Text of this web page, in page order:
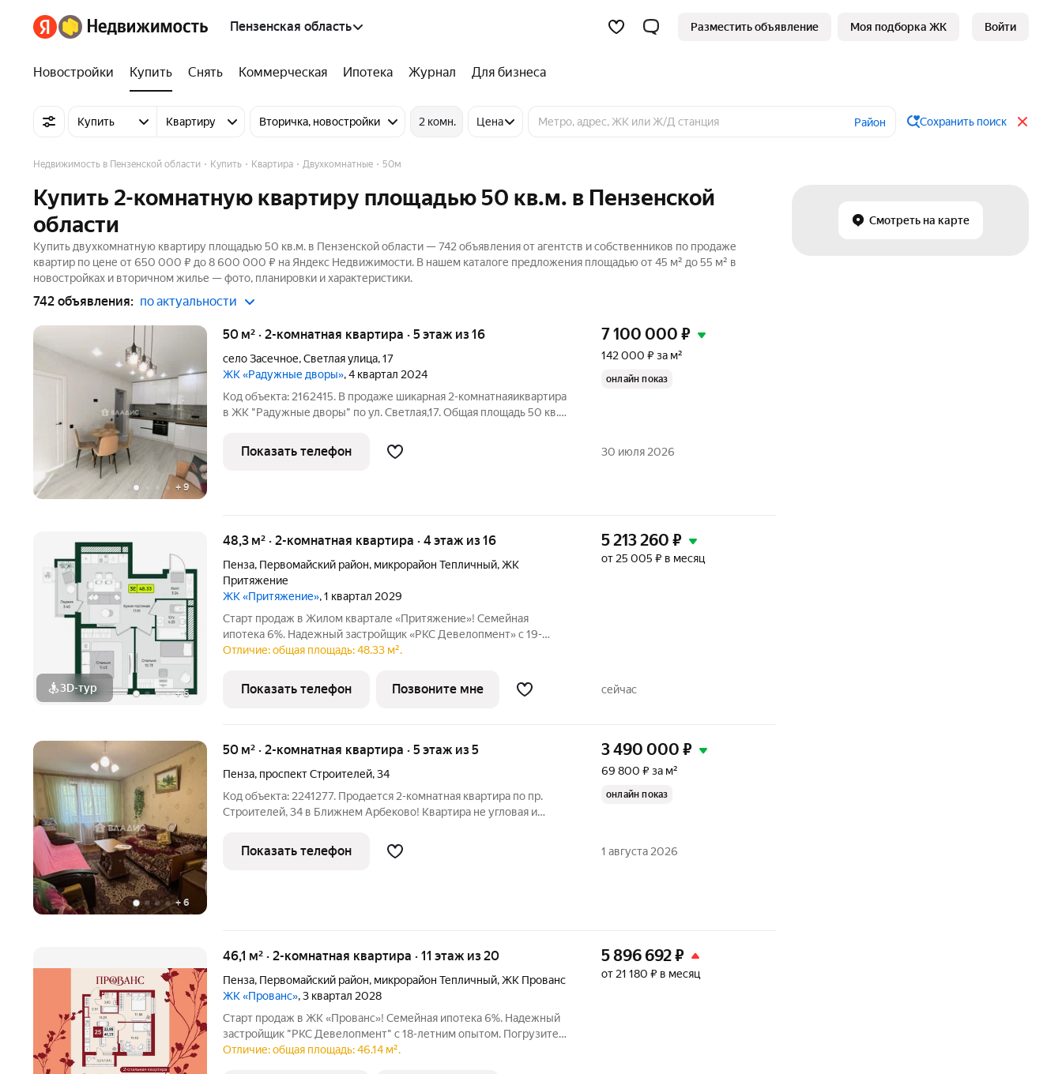
Пензенская область Разместить объявление Моя подборка ЖК Войти
Новостройки Купить Снять Коммерческая Ипотека Журнал Для бизнеса
Купить Квартиру Вторичка, новостройки 2 комн. Цена Район Сохранить поиск
Смотреть на карте
Недвижимость в Пензенской области Купить Квартира Двухкомнатные 50м
Купить 2-комнатную квартиру площадью 50 кв.м. в Пензенской
области
Купить двухкомнатную квартиру площадью 50 кв.м. в Пензенской области — 742 объявления от агентств и собственников по продаже
квартир по цене от 650 000 ₽ до 8 600 000 ₽ на Яндекс Недвижимости. В нашем каталоге предложения площадью от 45 м² до 55 м² в
новостройках и вторичном жилье — фото, планировки и характеристики.
742 объявления: по актуальности
+ 9
50 м² · 2-комнатная квартира · 5 этаж из 16
село Засечное,Светлая улица,17
ЖК «Радужные дворы», 4 квартал 2024
Код объекта: 2162415. В продаже шикарная 2-комнатнаяиквартира
в ЖК "Радужные дворы" по ул. Светлая,17. Общая площадь 50 кв.м.
5.5 кв.м. Спальни 12 и 5 кв.м Вместительный коридор с
7 100 000 ₽
142 000 ₽ за м²
онлайн показ
Показать телефон 30 июля 2026
3D-тур +6
48,3 м² · 2-комнатная квартира · 4 этаж из 16
Пенза, Первомайский район, микрорайон Тепличный,ЖК
Притяжение
ЖК «Притяжение», 1 квартал 2029
Старт продаж в Жилом квартале «Притяжение»! Семейная
ипотека 6%. Надежный застройщик «РКС Девелопмент» с 19-
летним опытом. Функциональная 3-комнатная квартира
спальни (10.73 м и 11.43 м)
5 213 260 ₽
от 25 005 ₽ в месяц
Отличие: общая площадь: 48.33 м².
Показать телефон Позвоните мне сейчас
+ 6
50 м² · 2-комнатная квартира · 5 этаж из 5
Пенза, проспект Строителей,34
Код объекта: 2241277. Продается 2-комнатная квартира по пр.
Строителей, 34 в Ближнем Арбеково! Квартира не угловая и
площадь квартиры 50 кв.м. Комнаты изолированные 17 и 14 кв.м.
Потолок
3 490 000 ₽
69 800 ₽ за м²
онлайн показ
Показать телефон 1 августа 2026
46,1 м² · 2-комнатная квартира · 11 этаж из 20
Пенза, Первомайский район, микрорайон Тепличный,ЖК Прованс
ЖК «Прованс», 3 квартал 2028
Старт продаж в ЖК «Прованс»! Семейная ипотека 6%. Надежный
застройщик "РКС Девелопмент" с 18-летним опытом. Погрузитесь
в атмосферу тишины, уюта и гармонии в Тепличном. Здесь в
5 896 692₽
от 21 180 ₽ в месяц
Отличие: общая площадь: 46.14 м².